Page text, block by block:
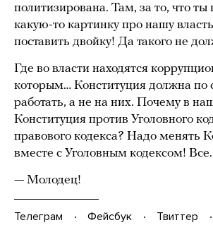
политизирована. Там, за то, что ты
какую-то картинку про нашу
поставить двойку! Да такого не
Где во власти находятся
которым… Конституция должна по
работать, а не на них. Почему в
Конституция против Уголовного
правового кодекса? Надо менять
вместе с Уголовным кодексом! Все.
— Молодец!
Телеграм Фейсбук Твиттер